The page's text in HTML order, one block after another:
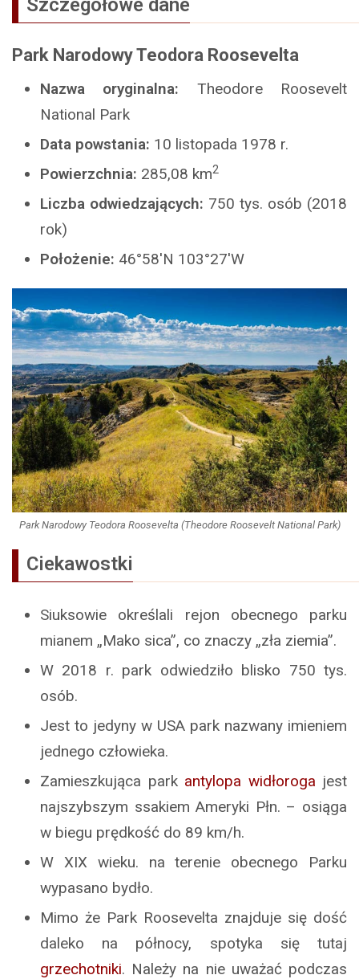
Szczegółowe dane
Park Narodowy Teodora Roosevelta
Nazwa oryginalna: Theodore Roosevelt
National Park
Data powstania: 10 listopada 1978 r.
Powierzchnia: 285,08 km2
Liczba odwiedzających: 750 tys. osób (2018
rok)
Położenie: 46°58′N 103°27′W
Park Narodowy Teodora Roosevelta (Theodore Roosevelt National Park)
Ciekawostki
Siuksowie określali rejon obecnego parku
mianem „Mako sica”, co znaczy „zła ziemia”.
W 2018 r. park odwiedziło blisko 750 tys.
osób.
Jest to jedyny w USA park nazwany imieniem
jednego człowieka.
Zamieszkująca park antylopa widłoroga jest
najszybszym ssakiem Ameryki Płn. – osiąga
w biegu prędkość do 89 km/h.
W XIX wieku. na terenie obecnego Parku
wypasano bydło.
Mimo że Park Roosevelta znajduje się dość
daleko na północy, spotyka się tutaj
grzechotniki. Należy na nie uważać podczas